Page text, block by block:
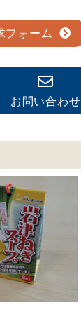
フォーム
お問い合わせ